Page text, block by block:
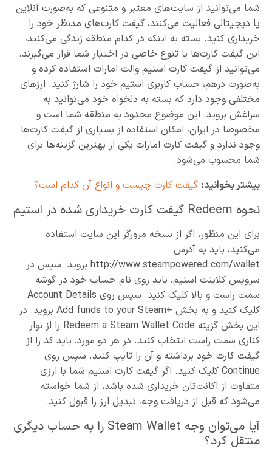
شما می‌توانید از سایت‌های معتبر و متنوعی که به‌صورت آنلاین
یا دیجیتالی فعالیت می‌کنند، گیفت کارت‌های مدنظر خود را
خریداری کنید. بسته به اینکه در کدام منطقه زندگی می‌کنید،
این گیفت کارت‌ها با تنوع خاصی در اختیار شما قرار می‌گیرند.
می‌توانید از گیفت کارت استیم والت امارات استفاده کرده و
به‌صورت درهم، حساب کاربری استیم خود را شارژ کنید. ارزهای
مختلفی وجود دارد که بسته به دلخواه خود می‌توانید به
سراغش بروید. این موضوع محدود به منطقه شما است و
مخصوصا در ایران، امکان استفاده از بسیاری از گیفت کارت‌ها
وجود ندارد و گیفت کارت امارات یکی از بهترین گزینه‌ها برای
شما محسوب می‌شود.
بیشتر بخوانید: گیفت کارت چیست و انواع آن کدام است؟
نحوه Redeem گیفت کارت خریداری شده در استیم
برای این منظور، اگر از نسخه مرورگر این سایت استفاده
می‌کنید، باید به آدرس
http://www.steampowered.com/wallet بروید. سپس در
سرویس کلاینت استیم، باید روی نام حساب خود در گوشه
سمت راست و بالا کلیک کنید. سپس روی Account Details
کلیک کنید و به بخش +Add funds to your Steam بروید. در
این بخش گزینه Redeem a Steam Wallet Code را از نوار
کناری سمت راست انتخاب کنید. در هر دو مورد، باید کد را از
گیفت کارت خود برداشته و آن را تایپ کنید. سپس روی
Continue کلیک کنید. اگر گیفت کارت استیم شما با ارزی
متفاوت از اکانت‌تان خریداری شده باشد، از شما خواسته
می‌شود که قبل از دریافت وجه، تبدیل ارز را قبول کنید.
آیا می‌توان وجه Steam Wallet را به حساب دیگری
منتقل کرد؟